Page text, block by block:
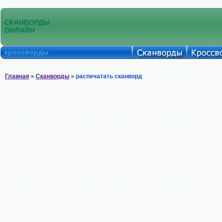
СКАНВОРДЫ
ОНЛАЙН
кроссворды
Главная » Сканворды » распечатать сканворд